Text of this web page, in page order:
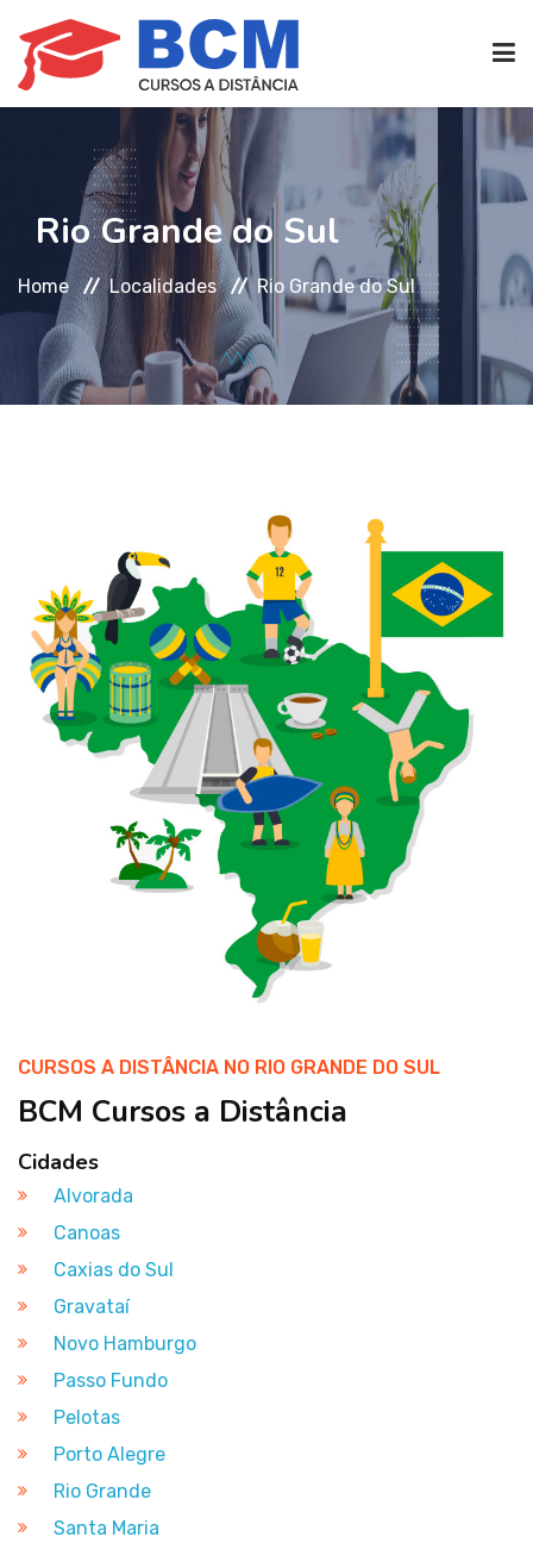
CURSOS TÉCNICOS(EAD)
EDIFICAÇÕES
SEG. TRABALHO
TRANS. IMOBILIÁRIAS(TTI)
Rio Grande do Sul
Home Localidades Rio Grande do Sul
CURSOS A DISTÂNCIA NO RIO GRANDE DO SUL
BCM Cursos a Distância
Cidades
Alvorada
Canoas
Caxias do Sul
Gravataí
Novo Hamburgo
Passo Fundo
Pelotas
Porto Alegre
Rio Grande
Santa Maria